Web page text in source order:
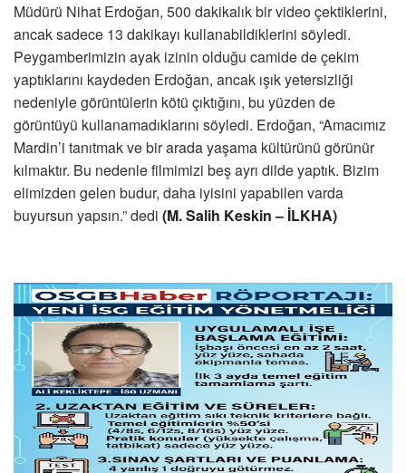
Müdürü Nihat Erdoğan, 500 dakikalık bir video çektiklerini,
ancak sadece 13 dakikayı kullanabildiklerini söyledi.
Peygamberimizin ayak izinin olduğu camide de çekim
yaptıklarını kaydeden Erdoğan, ancak ışık yetersizliği
nedeniyle görüntülerin kötü çıktığını, bu yüzden de
görüntüyü kullanamadıklarını söyledi. Erdoğan, “Amacımız
Mardin’i tanıtmak ve bir arada yaşama kültürünü görünür
kılmaktır. Bu nedenle filmimizi beş ayrı dilde yaptık. Bizim
elimizden gelen budur, daha iyisini yapabilen varda
buyursun yapsın.” dedi (M. Salih Keskin – İLKHA)